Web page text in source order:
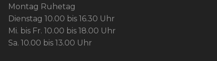
Montag Ruhetag
Dienstag 10.00 bis 16.30 Uhr
Mi. bis Fr. 10.00 bis 18.00 Uhr
Sa. 10.00 bis 13.00 Uhr